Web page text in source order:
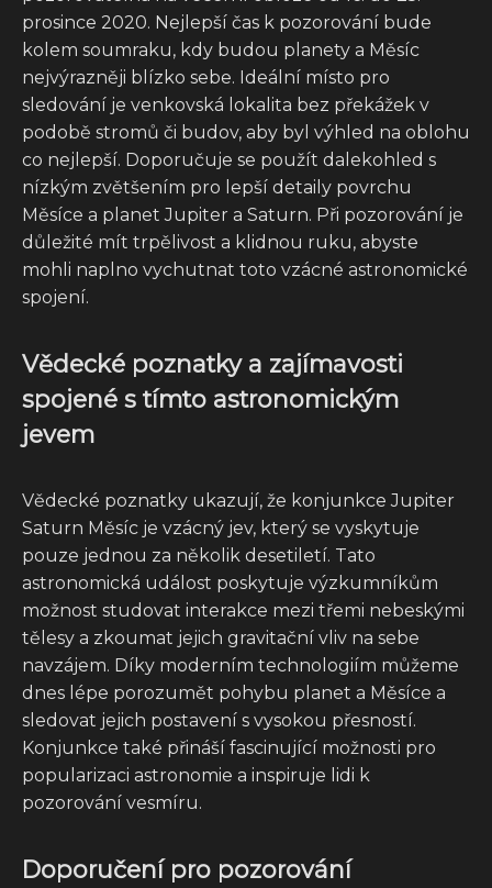
prosince 2020. Nejlepší čas k pozorování bude
kolem soumraku, kdy budou planety a Měsíc
nejvýrazněji blízko sebe. Ideální místo pro
sledování je venkovská lokalita bez překážek v
podobě stromů či budov, aby byl výhled na oblohu
co nejlepší. Doporučuje se použít dalekohled s
nízkým zvětšením pro lepší detaily povrchu
Měsíce a planet Jupiter a Saturn. Při pozorování je
důležité mít trpělivost a klidnou ruku, abyste
mohli naplno vychutnat toto vzácné astronomické
spojení.
Vědecké poznatky a zajímavosti
spojené s tímto astronomickým
jevem
Vědecké poznatky ukazují, že konjunkce Jupiter
Saturn Měsíc je vzácný jev, který se vyskytuje
pouze jednou za několik desetiletí. Tato
astronomická událost poskytuje výzkumníkům
možnost studovat interakce mezi třemi nebeskými
tělesy a zkoumat jejich gravitační vliv na sebe
navzájem. Díky moderním technologiím můžeme
dnes lépe porozumět pohybu planet a Měsíce a
sledovat jejich postavení s vysokou přesností.
Konjunkce také přináší fascinující možnosti pro
popularizaci astronomie a inspiruje lidi k
pozorování vesmíru.
Doporučení pro pozorování